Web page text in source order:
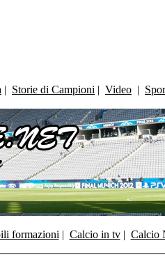
| Storie di Campioni | Video |
formazioni | Calcio in tv| Calcio